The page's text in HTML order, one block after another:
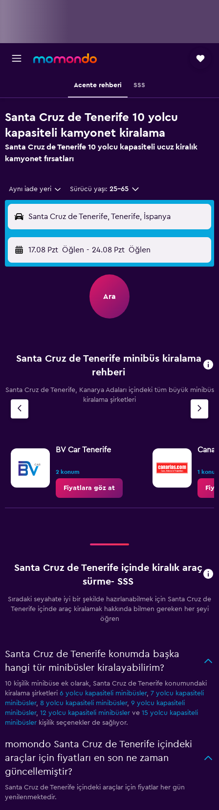
Acente rehberi SSS
Santa Cruz de Tenerife 10 yolcu
kapasiteli kamyonet kiralama
Santa Cruz de Tenerife 10 yolcu kapasiteli ucuz kiralık
kamyonet fırsatları
Aynı iade yeri Sürücü yaşı: 25-65
Santa Cruz de Tenerife, Tenerife, İspanya
17.08 Pzt Öğlen - 24.08 Pzt Öğlen
Ara
Santa Cruz de Tenerife minibüs kiralama
rehberi
Santa Cruz de Tenerife, Kanarya Adaları içindeki tüm büyük minibüs
kiralama şirketleri
BV Car Tenerife
2 konum
Fiyatlara göz at
1
Santa Cruz de Tenerife içinde kiralık araç
sürme- SSS
Sıradaki seyahate iyi bir şekilde hazırlanabilmek için Santa Cruz de
Tenerife içinde araç kiralamak hakkında bilmen gereken her şeyi
öğren
Santa Cruz de Tenerife konumda başka
hangi tür minibüsler kiralayabilirim?
10 kişilik minibüse ek olarak, Santa Cruz de Tenerife konumundaki
kiralama şirketleri 6 yolcu kapasiteli minibüsler, 7 yolcu kapasiteli
minibüsler, 8 yolcu kapasiteli minibüsler, 9 yolcu kapasiteli
minibüsler, 12 yolcu kapasiteli minibüsler ve 15 yolcu kapasiteli
minibüsler kişilik seçenekler de sağlıyor.
momondo Santa Cruz de Tenerife içindeki
araçlar için fiyatları en son ne zaman
güncellemiştir?
Santa Cruz de Tenerife içindeki araçlar için fiyatlar her gün
yenilenmektedir.